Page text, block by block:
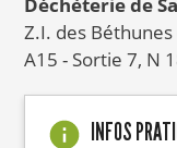
Z.I. des
A15 - Sortie 7, N
INFOS